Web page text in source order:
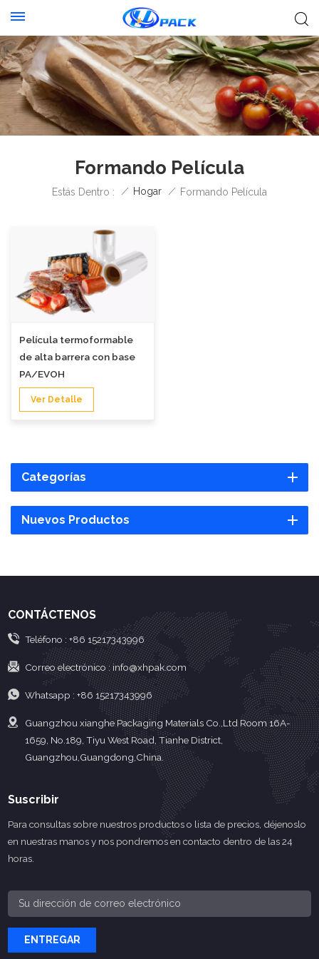
Formando Película
Estás Dentro : / Hogar / Formando Película
Película termoformable
de alta barrera con base
PA/EVOH
Ver Detalle
Categorías
Nuevos Productos
CONTÁCTENOS
Teléfono : +86 15217343996
Correo electrónico :info@xhpak.com
Whatsapp : +86 15217343996
Guangzhou xianghe Packaging Materials Co.,Ltd Room 16A-
1659, No.189, Tiyu West Road, Tianhe District,
Guangzhou,Guangdong,China.
Suscribir
Para consultas sobre nuestros productos o lista de precios, déjenoslo
en nuestras manos y nos pondremos en contacto dentro de las 24
horas.
ENTREGAR